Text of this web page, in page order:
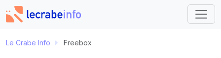
Le Crabe Info Freebox